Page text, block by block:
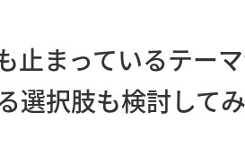
止まっているテー
選択肢も検討して